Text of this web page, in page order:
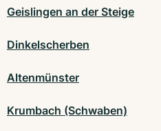
Geislingen an der Steige
Dinkelscherben
Altenmünster
Krumbach (Schwaben)